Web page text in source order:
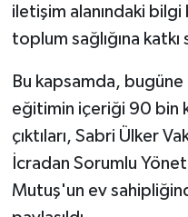
iletişim alanındaki
toplum sağlığına katkı
Bu kapsamda, bugüne
eğitimin içeriği 90 bin
çıktıları, Sabri Ülker
İcradan Sorumlu
Mutuş'un ev